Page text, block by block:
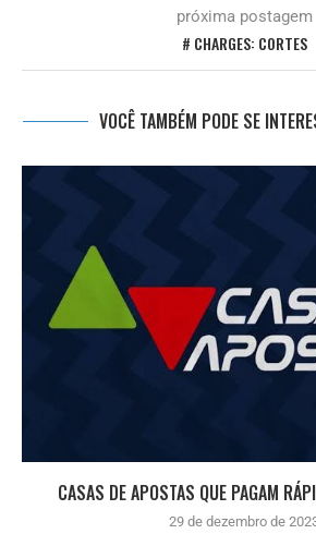
próxima postagem
# CHARGES: CORTES
VOCÊ TAMBÉM PODE SE
CASAS DE APOSTAS QUE PAGAM
29 de dezembro de